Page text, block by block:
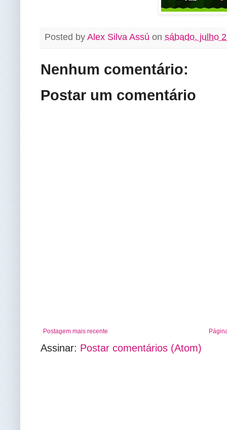
Posted by Alex Silva Assú on sábado, julho
Nenhum comentário:
Postar um comentário
Postagem mais recente
Assinar: Postar comentários (Atom)